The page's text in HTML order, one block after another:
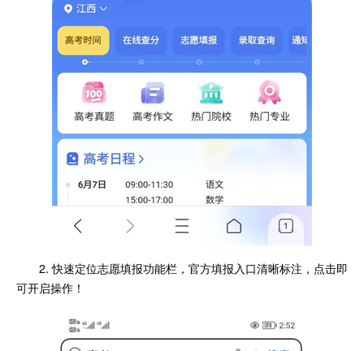
2. 快速定位志愿填报功能栏，官方填报入口清晰标注，点击即
可开启操作！